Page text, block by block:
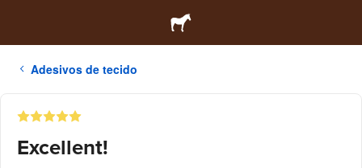
Adesivos de tecido
Excellent!